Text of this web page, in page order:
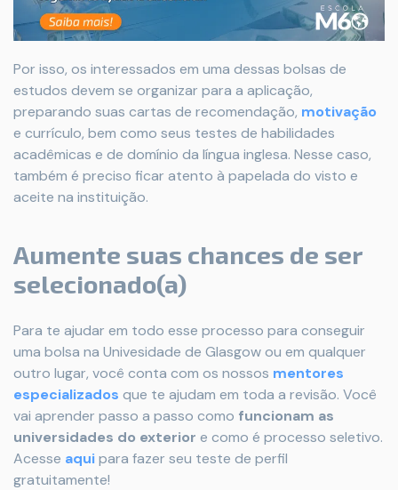
Por isso, os interessados em uma dessas bolsas de
estudos devem se organizar para a aplicação,
preparando suas cartas de recomendação, motivação
e currículo, bem como seus testes de habilidades
acadêmicas e de domínio da língua inglesa. Nesse caso,
também é preciso ficar atento à papelada do visto e
aceite na instituição.
Aumente suas chances de ser
selecionado(a)
Para te ajudar em todo esse processo para conseguir
uma bolsa na Univesidade de Glasgow ou em qualquer
outro lugar, você conta com os nossos mentores
especializados que te ajudam em toda a revisão. Você
vai aprender passo a passo como funcionam as
universidades do exterior e como é processo seletivo.
Acesse aquipara fazer seu teste de perfil
gratuitamente!